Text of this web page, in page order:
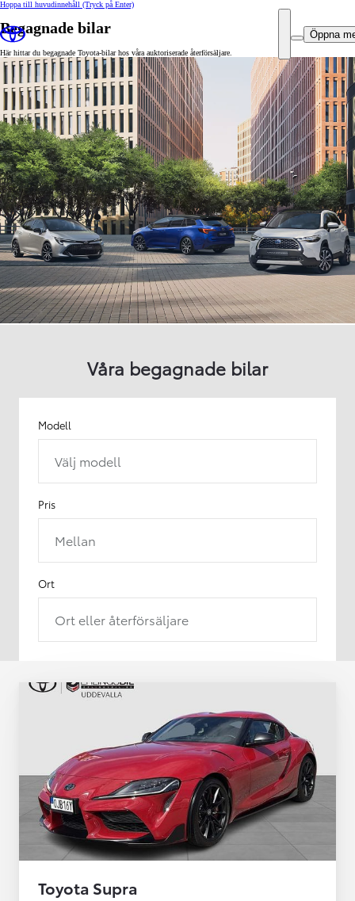
Hoppa till huvudinnehåll (Tryck på Enter)
Öppna
Begagnade bilar
Här hittar du begagnade Toyota-bilar hos våra auktoriserade återförsäljare.
Våra begagnade bilar
Modell
Välj modell
Pris
Mellan
Ort
Ort eller återförsäljare
Toyota Supra